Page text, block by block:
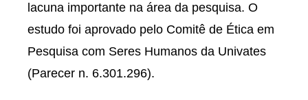
lacuna importante na área da pesquisa. O
estudo foi aprovado pelo Comitê de Ética em
Pesquisa com Seres Humanos da Univates
(Parecer n. 6.301.296).